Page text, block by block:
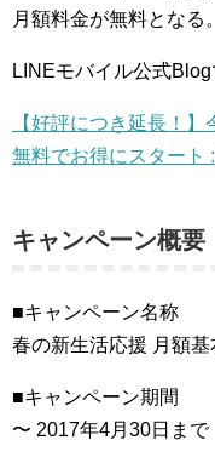
月額料金が無料となる。
LINEモバイル公式
【好評につき延長！
無料でお得にスタート
キャンペーン概要
■キャンペーン名称
春の新生活応援 月額
■キャンペーン期間
〜 2017年4月30日まで